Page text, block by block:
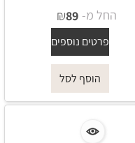
החל מ- ₪89
פרטים נוספים
הוסף לסל